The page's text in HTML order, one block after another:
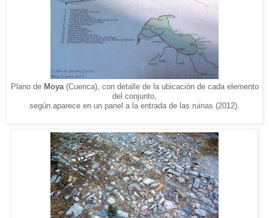
Plano de Moya (Cuenca), con detalle de la ubicación de cada elemento
del conjunto,
según aparece en un panel a la entrada de las ruinas (2012).